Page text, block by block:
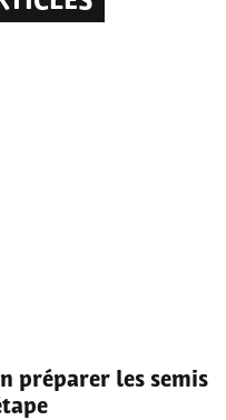
préparer les semis